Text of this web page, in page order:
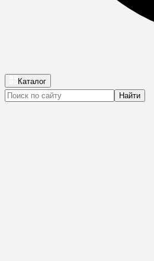
Каталог
Найти